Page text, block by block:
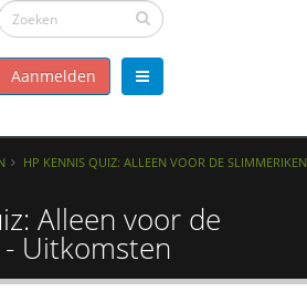
Aanmelden
HP KENNIS QUIZ: ALLEEN VOOR DE
Alleen voor de
Uitkomsten